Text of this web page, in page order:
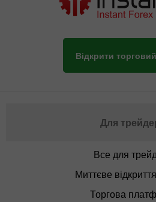
Відкрити
Для
Все для
Миттєве
Торгова